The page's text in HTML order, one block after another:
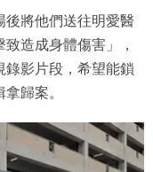
後將他們送往明愛醫
造成身體傷害」，
錄影片段，希望能鎖
歸案。